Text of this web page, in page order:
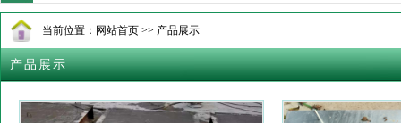
当前位置： 网站首页 >> 产品展示
产品展示